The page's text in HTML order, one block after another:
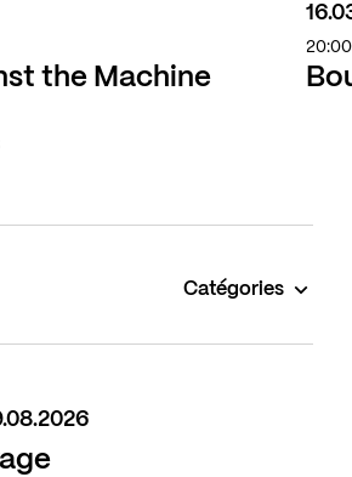
the Machine
20:00
Catégories